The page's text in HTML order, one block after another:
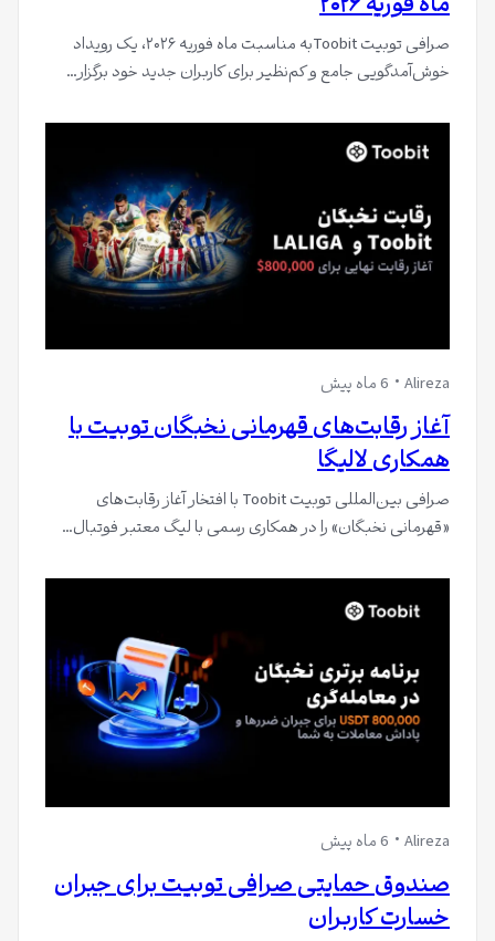
صرافی توبیت Toobitبه مناسبت ماه فوریه ۲۰۲۶، یک رویداد
خوش‌آمدگویی جامع و کم‌نظیر برای کاربران جدید خود برگزار…
Alireza 6 ماه پیش
آغاز رقابت‌های قهرمانی نخبگان توبیت با
همکاری لالیگا
صرافی بین‌المللی توبیت Toobit با افتخار آغاز رقابت‌های
«قهرمانی نخبگان» را در همکاری رسمی با لیگ معتبر فوتبال…
Alireza 6 ماه پیش
صندوق حمایتی صرافی توبیت برای جبران
خسارت کاربران